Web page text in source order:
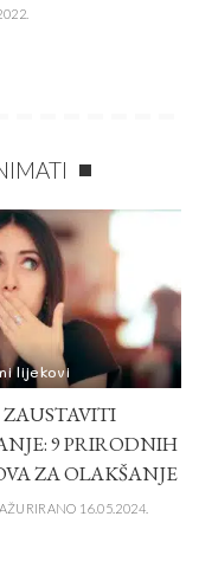
lijekovi
9 PRIRODNIH
ZA OLAKŠANJE
16.05.2024.